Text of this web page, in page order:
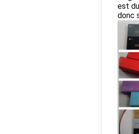
est
donc